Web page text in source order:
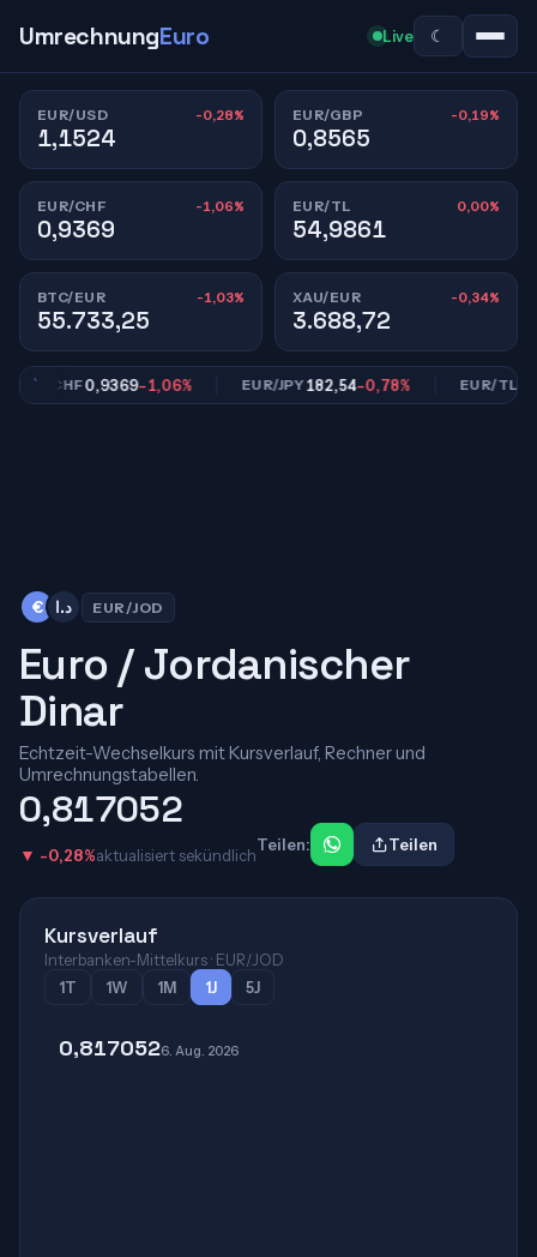
UmrechnungEuro Live ☾
EUR/USD -0,28%
1,1524
EUR/GBP -0,19%
0,8565
EUR/CHF -1,06%
0,9369
EUR/TL 0,00%
54,9861
BTC/EUR -1,03%
55.733,25
XAU/EUR -0,34%
3.688,72
CHF0,9369-1,06% EUR/JPY182,54-0,78% EUR/TL
€ د.ا EUR/JOD
Euro / Jordanischer
Dinar
Echtzeit-Wechselkurs mit Kursverlauf, Rechner und
Umrechnungstabellen.
0,817052
▼ -0,28%aktualisiert sekündlich
Teilen: Teilen
Kursverlauf
Interbanken-Mittelkurs · EUR/JOD
1T
1W 1M 1J 5J
0,8170526. Aug. 2026